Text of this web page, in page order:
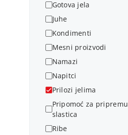
Gotova jela
Juhe
Kondimenti
Mesni proizvodi
Namazi
Napitci
Prilozi jelima
Pripomoć za pripremu
slastica
Ribe